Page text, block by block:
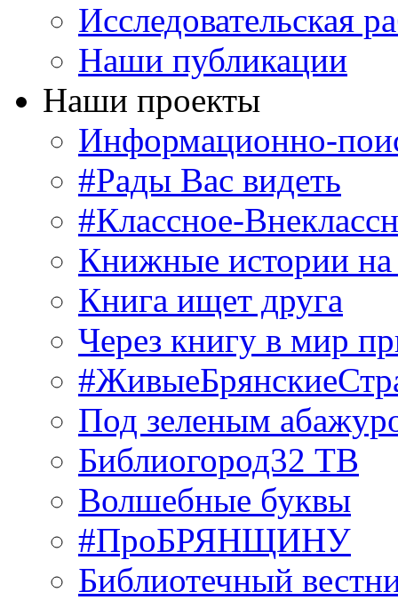
Исследовательская
Наши публикации
Наши проекты
Информационно-
#Рады Вас видеть
#Классное-
Книжные истории
Книга ищет друга
Через книгу в мир
Под зеленым
Библиогород32 ТВ
Волшебные буквы
#ПроБРЯНЩИНУ
Библиотечный